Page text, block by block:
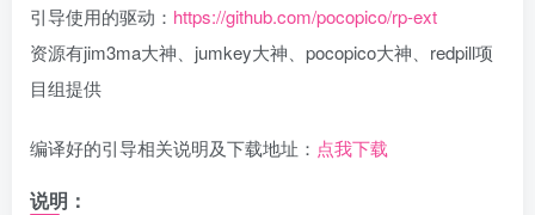
引导使用的驱动： https://github.com/pocopico/rp-ext
资源有jim3ma大神、jumkey大神、pocopico大神、redpill项
目组提供
编译好的引导相关说明及下载地址： 点我下载
说明：